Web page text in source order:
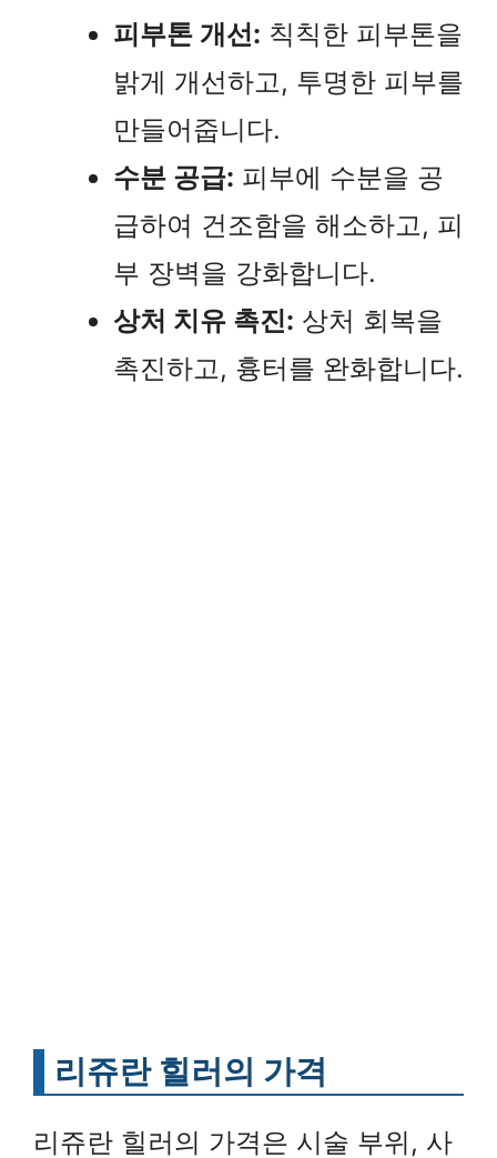
피부톤 개선: 칙칙한 피부톤을
밝게 개선하고, 투명한 피부를
만들어줍니다.
수분 공급: 피부에 수분을 공
급하여 건조함을 해소하고, 피
부 장벽을 강화합니다.
상처 치유 촉진: 상처 회복을
촉진하고, 흉터를 완화합니다.
리쥬란 힐러의 가격
리쥬란 힐러의 가격은 시술 부위, 사